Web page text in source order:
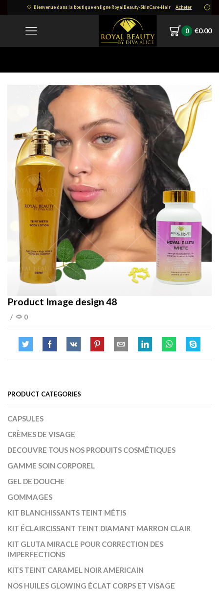
Bienvenue dans la boutique en ligne RoyalBeauty-SkinCare-Hair Acheter
0 €0.00
Product Image design 48
/ 0
PRODUCT CATEGORIES
CAPSULES
CRÈMES DE VISAGE
DECOUVRE TOUS NOS PRODUITS COSMÉTIQUES
GAMME SOIN CORPOREL
GEL DE DOUCHE
GOMMAGES
KIT BLANCHISSANTS TEINT MÉTIS
KIT ÉCLAIRCISSANT TEINT DIAMANT MARRON CLAIR
KIT GLUTA MIRACLE POUR CORRECTION DES
IMPERFECTIONS
KITS TEINT CARAMEL NOIR AMERICAIN
NOS HUILES GLOWING ÉCLAT CORPS ET VISAGE